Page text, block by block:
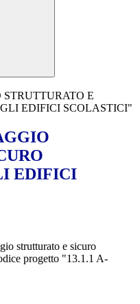
E
EDIFICI SCOLASTICI"
EDIFICI
strutturato e sicuro
progetto "13.1.1 A-